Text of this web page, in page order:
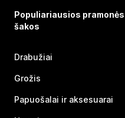
Populiariausios pramonės
šakos
Drabužiai
Grožis
Papuošalai ir aksesuarai